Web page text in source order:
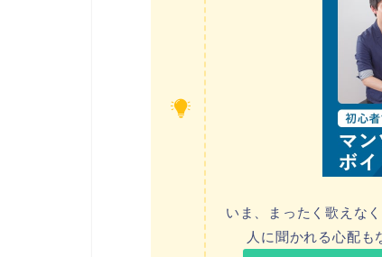
いま、まったく歌えな
人に聞かれる心配も